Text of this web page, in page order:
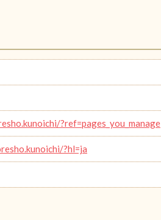
?ref=pages_you_manage
?hl=ja